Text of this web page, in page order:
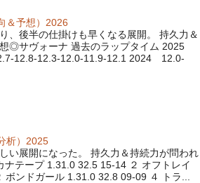
＆予想）2026
、後半の仕掛けも早くなる展開。 持久力＆
◎サヴォーナ 過去のラップタイム 2025
12.8-12.3-12.0-11.9-12.1 2024 12.0-
析）2025
い展開になった。 持久力＆持続力が問われ
ナテープ 1.31.0 32.5 15-14 ２ オフトレイ
ンドガール 1.31.0 32.8 09-09 ４ トラ...